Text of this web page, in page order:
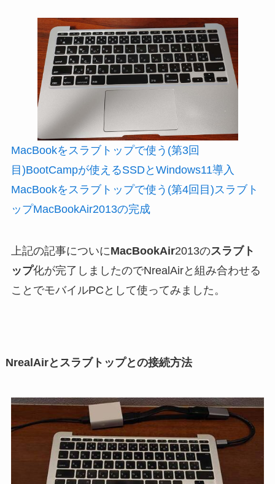
MacBookをスラブトップで使う(第3回
目)BootCampが使えるSSDとWindows11導入
MacBookをスラブトップで使う(第4回目)スラブト
ップMacBookAir2013の完成
上記の記事についにMacBookAir2013のスラブト
ップ化が完了しましたのでNrealAirと組み合わせる
ことでモバイルPCとして使ってみました。
NrealAirとスラブトップとの接続方法